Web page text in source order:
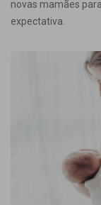
novas mamães
expectativa.